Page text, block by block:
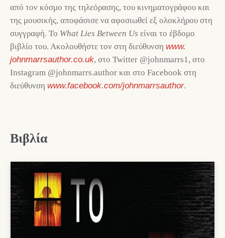
από τον κόσμο της τηλεόρασης, του κινηματογράφου και
της μουσικής, αποφάσισε να αφοσιωθεί εξ ολοκλήρου στη
συγγραφή. Το What Lies Between Us είναι το έβδομο
βιβλίο του. Ακολουθήστε τον στη διεύθυνση www.
johnmarrsauthor.co.uk, στο Twitter @johnmarrs1, στο
Instagram @johnmarrs.author και στο Facebook στη
διεύθυνση www.facebook.com/johnmarrsauthor.
Βιβλία